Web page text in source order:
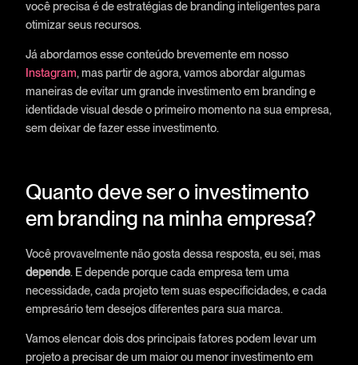
você precisa é de estratégias de branding inteligentes para
otimizar seus recursos.
Já abordamos esse conteúdo brevemente em nosso
Instagram, mas partir de agora, vamos abordar algumas
maneiras de evitar um grande investimento em branding e
identidade visual desde o primeiro momento na sua empresa,
sem deixar de fazer esse investimento.
Quanto deve ser o investimento
em branding na minha empresa?
Você provavelmente não gosta dessa resposta, eu sei, mas
depende. E depende porque cada empresa tem uma
necessidade, cada projeto tem suas especificidades, e cada
empresário tem desejos diferentes para sua marca.
Vamos elencar dois dos principais fatores podem levar um
projeto a precisar de um maior ou menor investimento em